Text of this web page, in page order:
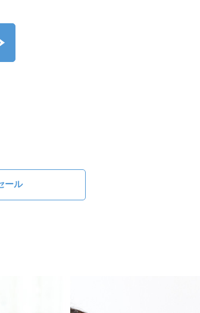
ール